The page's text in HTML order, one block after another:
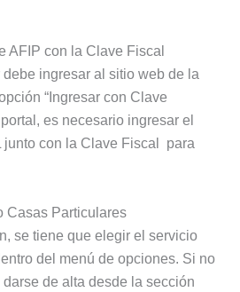
AFIP con la Clave Fiscal
ingresar al sitio web de la
“Ingresar con Clave
es necesario ingresar el
junto con la Clave Fiscal para
Casas Particulares
se tiene que elegir el servicio
del menú de opciones. Si no
de alta desde la sección